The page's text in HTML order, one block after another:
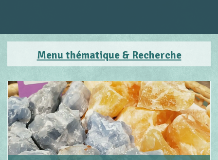
Menu thématique & Recherche